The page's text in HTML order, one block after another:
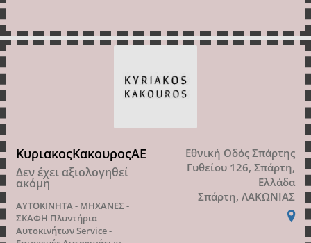
ΚυριακοςΚακουροςΑΕ
Δεν έχει αξιολογηθεί
ακόμη
ΑΥΤΟΚΙΝΗΤΑ - ΜΗΧΑΝΕΣ -
ΣΚΑΦΗ Πλυντήρια
ΑυτοκινήτωνService -
Εθνική Οδός Σπάρτης
Γυθείου 126, Σπάρτη,
Ελλάδα
Σπάρτη, ΛΑΚΩΝΙΑΣ